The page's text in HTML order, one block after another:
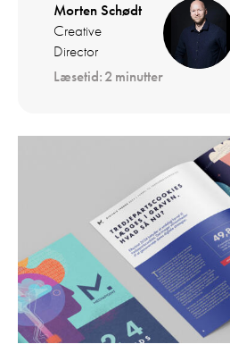
Morten Schødt
Creative
Director
Læsetid:2 minutter